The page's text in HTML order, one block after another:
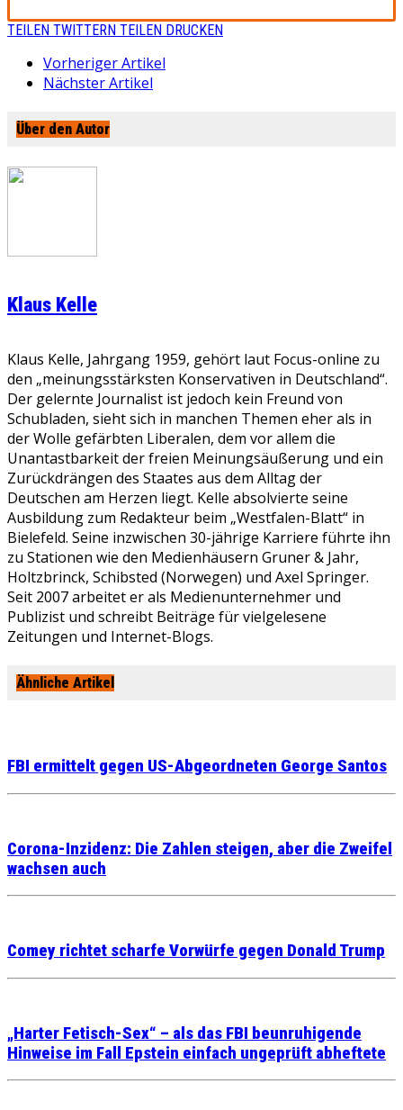
TEILEN TWITTERN TEILEN DRUCKEN
Vorheriger Artikel
Nächster Artikel
Über den Autor
Klaus Kelle
Klaus Kelle, Jahrgang 1959, gehört laut Focus-online zu
den „meinungsstärksten Konservativen in Deutschland“.
Der gelernte Journalist ist jedoch kein Freund von
Schubladen, sieht sich in manchen Themen eher als in
der Wolle gefärbten Liberalen, dem vor allem die
Unantastbarkeit der freien Meinungsäußerung und ein
Zurückdrängen des Staates aus dem Alltag der
Deutschen am Herzen liegt. Kelle absolvierte seine
Ausbildung zum Redakteur beim „Westfalen-Blatt“ in
Bielefeld. Seine inzwischen 30-jährige Karriere führte ihn
zu Stationen wie den Medienhäusern Gruner & Jahr,
Holtzbrinck, Schibsted (Norwegen) und Axel Springer.
Seit 2007 arbeitet er als Medienunternehmer und
Publizist und schreibt Beiträge für vielgelesene
Zeitungen und Internet-Blogs.
Ähnliche Artikel
FBI ermittelt gegen US-Abgeordneten George Santos
Corona-Inzidenz: Die Zahlen steigen, aber die Zweifel
wachsen auch
Comey richtet scharfe Vorwürfe gegen Donald Trump
„Harter Fetisch-Sex“ – als das FBI beunruhigende
Hinweise im Fall Epstein einfach ungeprüft abheftete